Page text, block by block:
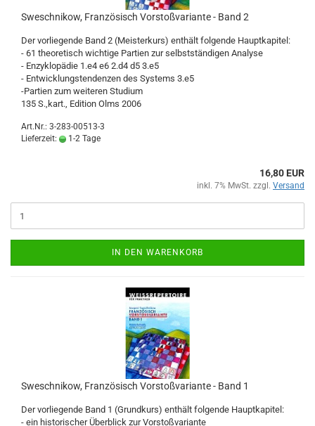
Sweschnikow, Französisch Vorstoßvariante - Band 2
Der vorliegende Band 2 (Meisterkurs) enthält folgende Hauptkapitel:
- 61 theoretisch wichtige Partien zur selbstständigen Analyse
- Enzyklopädie 1.e4 e6 2.d4 d5 3.e5
- Entwicklungstendenzen des Systems 3.e5
-Partien zum weiteren Studium
135 S.,kart., Edition Olms 2006
Art.Nr.: 3-283-00513-3
Lieferzeit:
1-2 Tage
16,80 EUR
inkl. 7% MwSt. zzgl. Versand
IN DEN WARENKORB
Sweschnikow, Französisch Vorstoßvariante - Band 1
Der vorliegende Band 1 (Grundkurs) enthält folgende Hauptkapitel:
- ein historischer Überblick zur Vorstoßvariante